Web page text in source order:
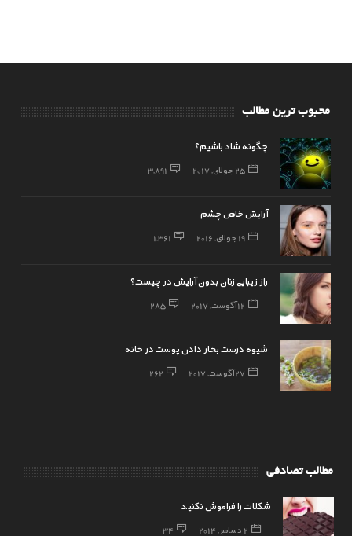
محبوب ترین مطالب
چگونه شاد باشیم؟
25 جولای, 2017 3,891
آرایش خاص چشم
19 جولای, 2016 1,361
راز زیبایی زنان بدون آرایش در چیست؟
12 آگوست, 2017 285
شیوه درست بخار دادن پوست در خانه
27 آگوست, 2017 262
مطالب تصادفی
شکلات را فراموش نکنید
2 دسامبر, 2014 34